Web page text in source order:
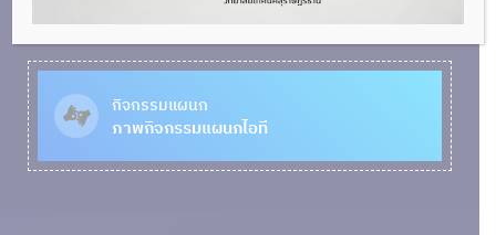
กิจกรรมแผนก
ภาพกิจกรรมแผนกไอที